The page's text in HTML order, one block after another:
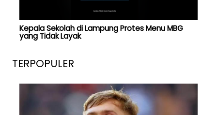
Kepala Sekolah di Lampung Protes Menu MBG
yang Tidak Layak
TERPOPULER